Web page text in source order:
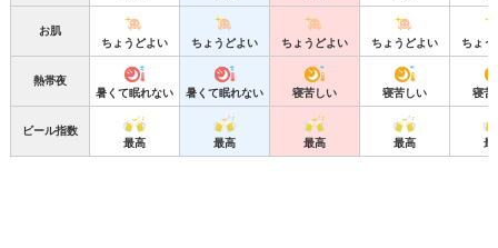
お肌
ちょうどよい
ちょうどよい ちょうどよい ちょうどよい ちょう
熱帯夜
暑くて眠れない
暑くて眠れない 寝苦しい 寝苦しい 寝苦
ビール指数
最高
最高 最高 最高 最